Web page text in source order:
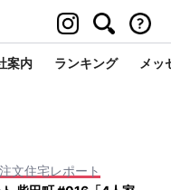
案内 ランキング メッ
注文住宅レポート